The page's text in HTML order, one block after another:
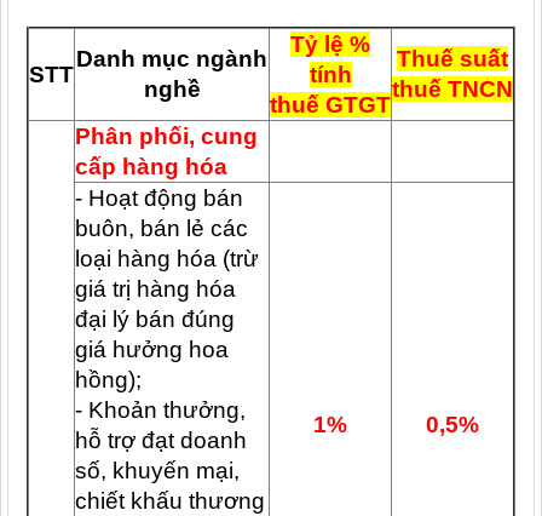
STT
Danh mục ngành
nghề
Tỷ lệ %
tính
thuế GTGT
Thuế suất
thuế TNCN
Phân phối, cung
cấp hàng hóa
- Hoạt động bán
buôn, bán lẻ các
loại hàng hóa (trừ
giá trị hàng hóa
đại lý bán đúng
giá hưởng hoa
hồng);
- Khoản thưởng,
hỗ trợ đạt doanh
số, khuyến mại,
chiết khấu thương
1% 0,5%